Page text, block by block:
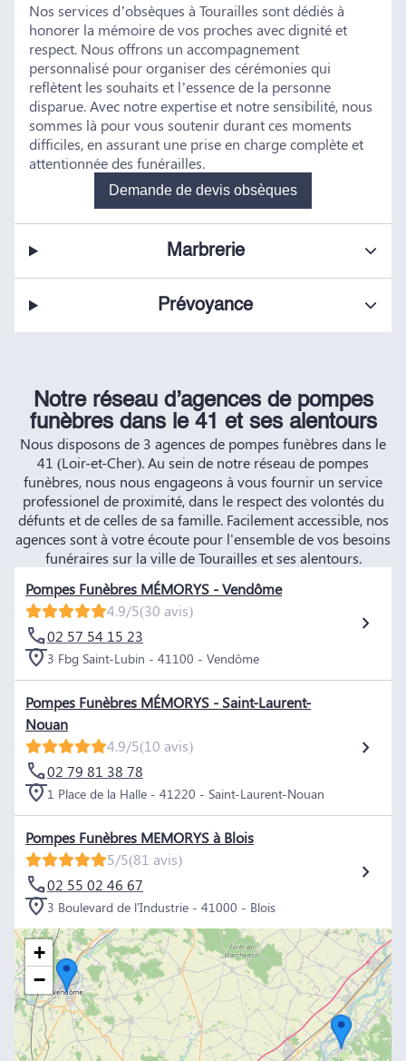
Nos services d’obsèques à Tourailles sont dédiés à
honorer la mémoire de vos proches avec dignité et
respect. Nous offrons un accompagnement
personnalisé pour organiser des cérémonies qui
reflètent les souhaits et l’essence de la personne
disparue. Avec notre expertise et notre sensibilité, nous
sommes là pour vous soutenir durant ces moments
difficiles, en assurant une prise en charge complète et
attentionnée des funérailles.
Demande de devis obsèques
Marbrerie
Prévoyance
Notre réseau d’agences de pompes
funèbres dans le 41 et ses alentours
Nous disposons de 3 agences de pompes funèbres dans le
41 (Loir-et-Cher). Au sein de notre réseau de pompes
funèbres, nous nous engageons à vous fournir un service
professionel de proximité, dans le respect des volontés du
défunts et de celles de sa famille. Facilement accessible, nos
agences sont à votre écoute pour l'ensemble de vos besoins
funéraires sur la ville de Tourailles et ses alentours.
Pompes Funèbres MÉMORYS - Vendôme
4.9/5(30 avis)
02 57 54 15 23
3 Fbg Saint-Lubin - 41100 - Vendôme
Pompes Funèbres MÉMORYS - Saint-Laurent-
Nouan
4.9/5(10 avis)
02 79 81 38 78
1 Place de la Halle - 41220 - Saint-Laurent-Nouan
Pompes Funèbres MEMORYS à Blois
5/5(81 avis)
02 55 02 46 67
3 Boulevard de l'Industrie - 41000 - Blois
+
−